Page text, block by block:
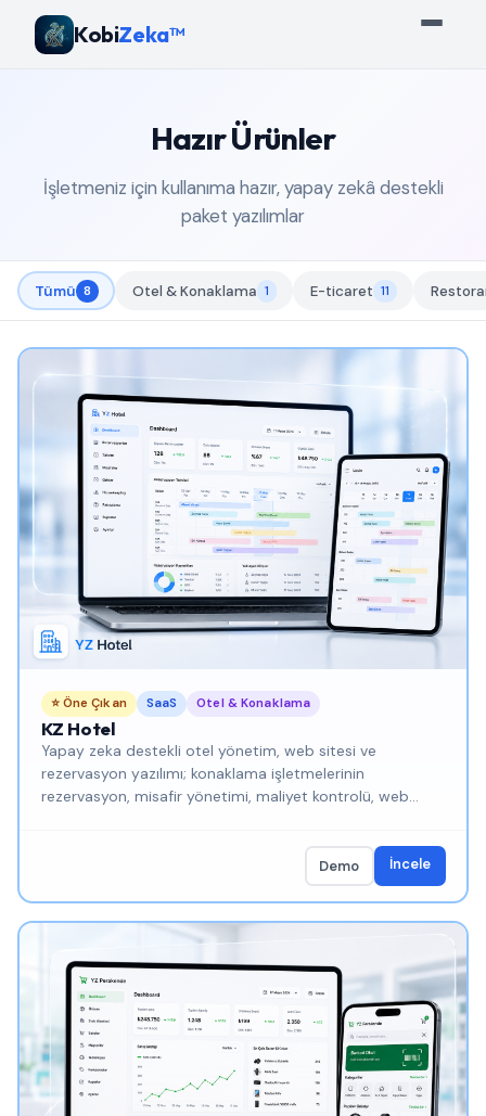
KobiZeka™
Hazır Ürünler
İşletmeniz için kullanıma hazır, yapay zekâ destekli
paket yazılımlar
Tümü 8 Otel & Konaklama 1 E-ticaret 11
⭐ Öne Çıkan SaaS Otel & Konaklama
KZ Hotel
Yapay zeka destekli otel yönetim, web sitesi ve
rezervasyon yazılımı; konaklama işletmelerinin
rezervasyon, misafir yönetimi, maliyet kontrolü, web
yönetmesini sağlayan modern bir dijital yönetim
Demo İncele